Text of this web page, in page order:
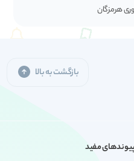
هرمزگان
بازگشت به بالا
پیوندهای مفید